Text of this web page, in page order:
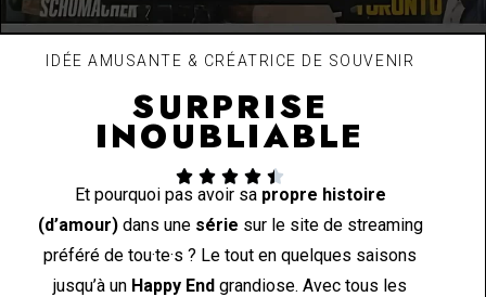
IDÉE AMUSANTE & CRÉATRICE DE SOUVENIR
SURPRISE
INOUBLIABLE
    
Et pourquoi pas avoir sa propre histoire
(d’amour)dans une série sur le site de streaming
préféré de tou·te·s ? Le tout en quelques saisons
jusqu’à un Happy Endgrandiose. Avec tous les